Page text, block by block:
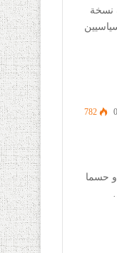
نسخة
0
782
و حسما